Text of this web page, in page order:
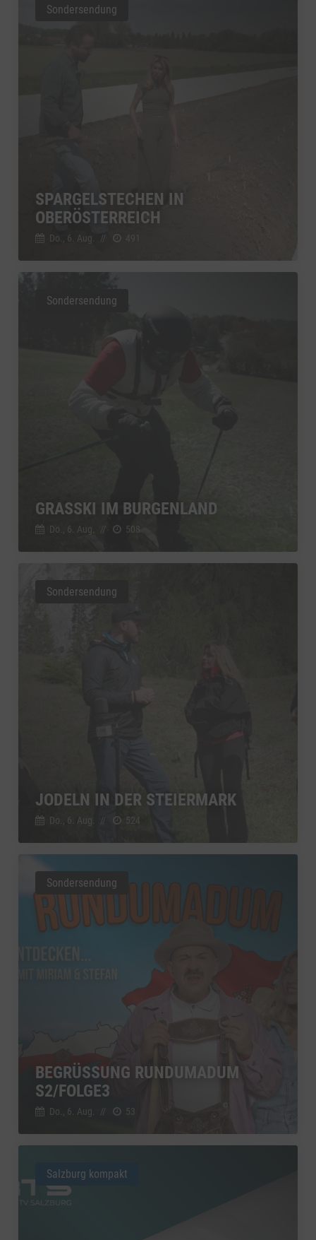
SPARGELSTECHEN IN
OBERÖSTERREICH
Do., 6. Aug. // 491
Sondersendung
GRASSKI IM BURGENLAND
Do., 6. Aug. // 508
Sondersendung
JODELN IN DER STEIERMARK
Do., 6. Aug. // 524
Sondersendung
BEGRÜSSUNG RUNDUMADUM S
2/FOLGE3
Do., 6. Aug. // 53
Sondersendung
Salzburg kompakt